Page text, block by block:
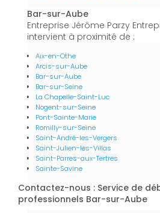
Bar-sur-Aube
Entreprise Jérôme Parzy
intervient à proximité de :
Aix-en-Othe
Arcis-sur-Aube
Bar-sur-Aube
Bar-sur-Seine
La Chapelle-Saint-Luc
Nogent-sur-Seine
Pont-Sainte-Marie
Romilly-sur-Seine
Saint-André-les-Vergers
Saint-Julien-les-Villas
Saint-Parres-aux-Tertres
Sainte-Savine
Contactez-nous : Service de
professionnels Bar-sur-Aube